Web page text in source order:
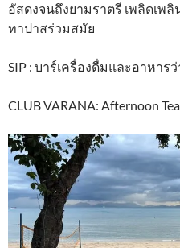
อัสดงจนถึงยามราตรี เพลิดเพ
ทาปาสร่วมสมัย
SIP : บาร์เครื่องดื่มและอาหาร
CLUB VARANA: Afternoon